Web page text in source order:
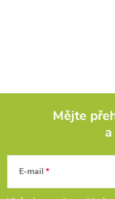
Mějte
E-mail